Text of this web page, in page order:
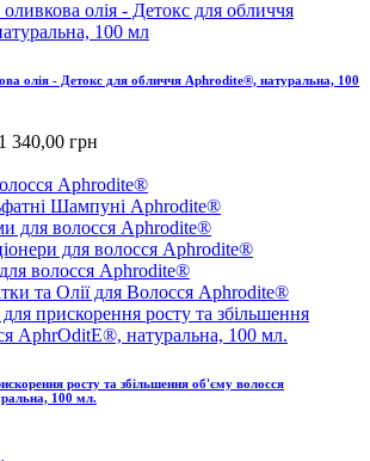
олія - Детокс для обличчя Aphrodite®, натуральна, 100
1 340,00 грн
Aphrodite®
Шампуні Aphrodite®
для волосся Aphrodite®
для волосся Aphrodite®
волосся Aphrodite®
та Олії для Волосся Aphrodite®
росту та збільшення об'єму волосся
100 мл.